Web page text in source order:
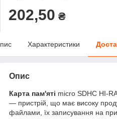
202,50 ₴
Характеристики
Опис
Карта пам'яті micro SDHC HI-
— пристрій, що має високу
файлами, їх записування на